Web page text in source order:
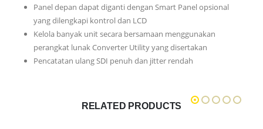
Panel depan dapat diganti dengan Smart Panel opsional
yang dilengkapi kontrol dan LCD
Kelola banyak unit secara bersamaan menggunakan
perangkat lunak Converter Utility yang disertakan
Pencatatan ulang SDI penuh dan jitter rendah
RELATED PRODUCTS